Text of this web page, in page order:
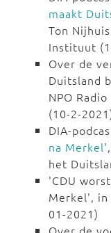
maakt
Ton
Instituut
Over de
Duitsland
NPO
(10-2-
DIA-
na Merkel
het
'CDU
Merkel', in
01-2021)